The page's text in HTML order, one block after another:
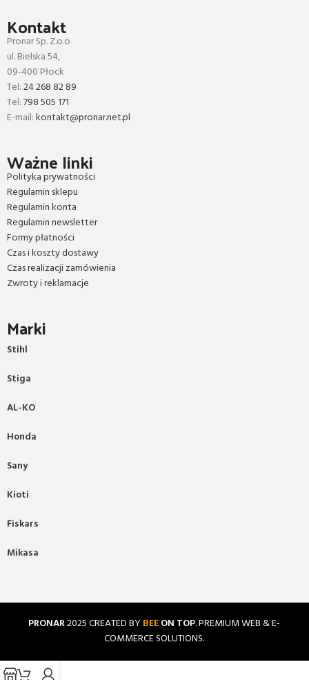
Kontakt
Pronar Sp. Z.o.o
ul. Bielska 54,
09-400 Płock
Tel:24 268 82 89
Tel:798 505 171
E-mail:kontakt@pronar.net.pl
Ważne linki
Polityka prywatności
Regulamin sklepu
Regulamin konta
Regulamin newsletter
Formy płatności
Czas i koszty dostawy
Czas realizacji zamówienia
Zwroty i reklamacje
Marki
Stihl
Stiga
AL-KO
Honda
Sany
Kioti
Fiskars
Mikasa
PRONAR2025 CREATED BY BEEON TOP. PREMIUM WEB & E-
COMMERCE SOLUTIONS.